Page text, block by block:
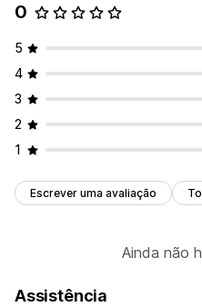
0
5
4
3
2
1
Escrever uma avaliação
Ainda não
Assistência